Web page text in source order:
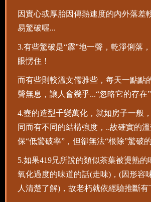
因實心或厚胎因傳熱速度的內外落差
易驚破喔...
3.有些驚破是“霹”地一聲，乾淨俐落
眼愣住！
而有些則較溫文儒雅些，每天一點點
聲無息，讓人會幾乎...“忽略它的存在”
4.壺的造型千變萬化，就如房子一般
同而有不同的結構強度，..故確實的
保“低驚破率”，但卻無法“根除”驚破
5.如果419兄所說的類似茶葉被燙熟
氧化過度的味道的話(走味)，(因形容
人清楚了解)，故老朽就依經驗推斷有